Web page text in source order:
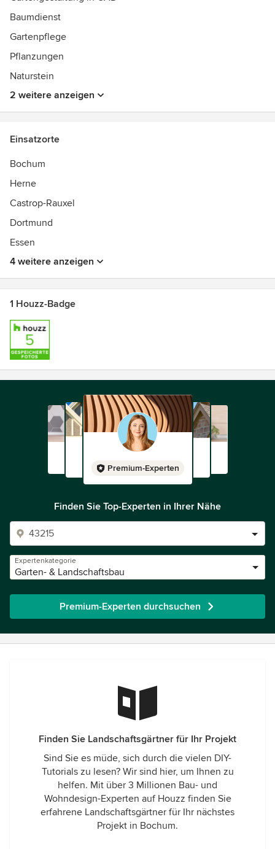
der Gartengestaltung von der Beratung und Planung bis
Baumdienst
Gartenpflege
Pflanzungen
Naturstein
2 weitere anzeigen
Einsatzorte
Bochum
Herne
Castrop-Rauxel
Dortmund
Essen
4 weitere anzeigen
1 Houzz-Badge
Premium-Experten
Finden Sie Top-Experten in Ihrer Nähe
Expertenkategorie
Garten- & Landschaftsbau
Premium-Experten durchsuchen
Finden Sie Landschaftsgärtner für Ihr Projekt
Sind Sie es müde, sich durch die vielen DIY-
Tutorials zu lesen? Wir sind hier, um Ihnen zu
helfen. Mit über 3 Millionen Bau- und
Wohndesign-Experten auf Houzz finden Sie
erfahrene Landschaftsgärtner für Ihr nächstes
Projekt in Bochum.